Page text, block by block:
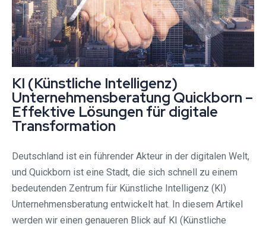
KI (Künstliche Intelligenz)
Unternehmensberatung Quickborn –
Effektive Lösungen für digitale
Transformation
Deutschland ist ein führender Akteur in der digitalen Welt,
und Quickborn ist eine Stadt, die sich schnell zu einem
bedeutenden Zentrum für Künstliche Intelligenz (KI)
Unternehmensberatung entwickelt hat. In diesem Artikel
werden wir einen genaueren Blick auf KI (Künstliche